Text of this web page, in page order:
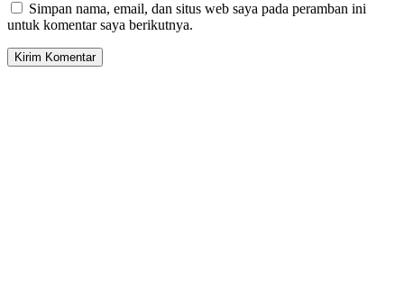
Simpan nama, email, dan situs web saya pada peramban ini
untuk komentar saya berikutnya.